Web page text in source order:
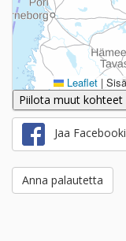
Leaflet |
Piilota muut kohteet
Jaa
Anna palautetta